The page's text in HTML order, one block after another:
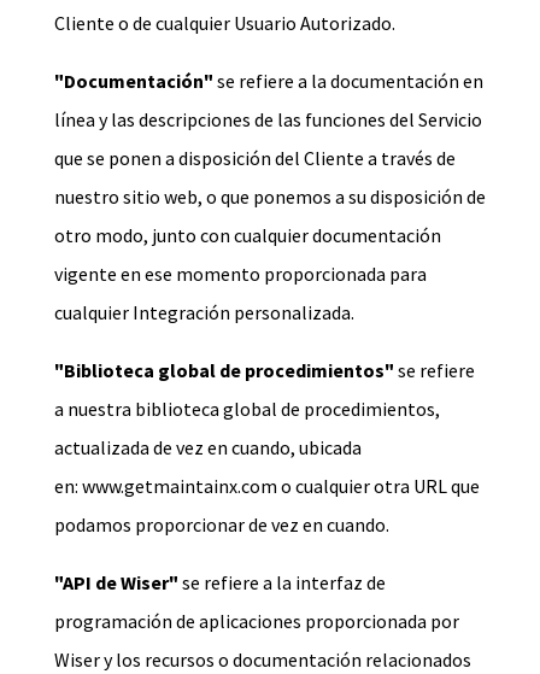
Cliente o de cualquier Usuario Autorizado.
"Documentación" se refiere a la documentación en
línea y las descripciones de las funciones del Servicio
que se ponen a disposición del Cliente a través de
nuestro sitio web, o que ponemos a su disposición de
otro modo, junto con cualquier documentación
vigente en ese momento proporcionada para
cualquier Integración personalizada.
"Biblioteca global de procedimientos" se refiere
a nuestra biblioteca global de procedimientos,
actualizada de vez en cuando, ubicada
en: www.getmaintainx.com o cualquier otra URL que
podamos proporcionar de vez en cuando.
"API de Wiser" se refiere a la interfaz de
programación de aplicaciones proporcionada por
Wiser y los recursos o documentación relacionados